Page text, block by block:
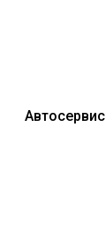
Автосервис